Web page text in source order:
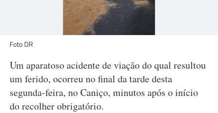
Foto DR
Um aparatoso acidente de viação do qual resultou
um ferido, ocorreu no final da tarde desta
segunda-feira, no Caniço, minutos após o início
do recolher obrigatório.